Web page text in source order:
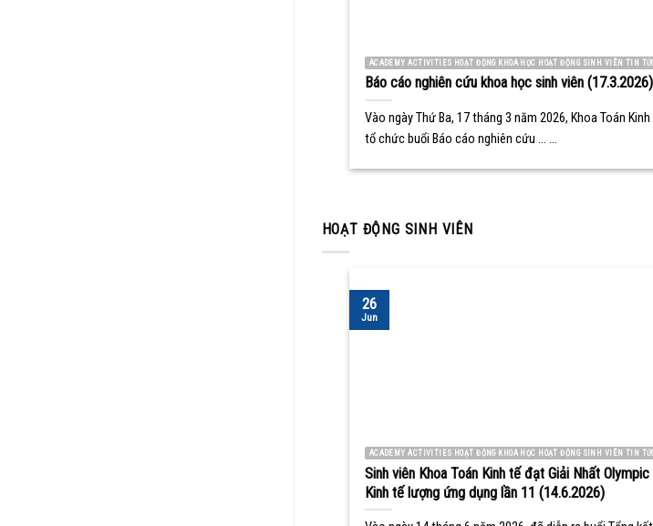
ACADEMY ACTIVITIES HOẠT ĐỘNG KHOA HỌC HOẠT ĐỘNG SINH VIÊN TIN
Báo cáo nghiên cứu khoa học sinh viên (17.3.2026)
Vào ngày Thứ Ba, 17 tháng 3 năm 2026, Khoa Toán
tổ chức buổi Báo cáo nghiên cứu ... ...
HOẠT ĐỘNG SINH VIÊN
ACADEMY ACTIVITIES HOẠT ĐỘNG KHOA HỌC HOẠT ĐỘNG SINH VIÊN TIN
Sinh viên Khoa Toán Kinh tế đạt Giải Nhất Olympic
Kinh tế lượng ứng dụng lần 11 (14.6.2026)
26
Jun